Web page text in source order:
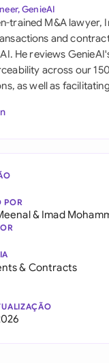
GenieAI
trained M&A lawyer,
and
He reviews
across our
as well as
POR
& Imad
& Contracts